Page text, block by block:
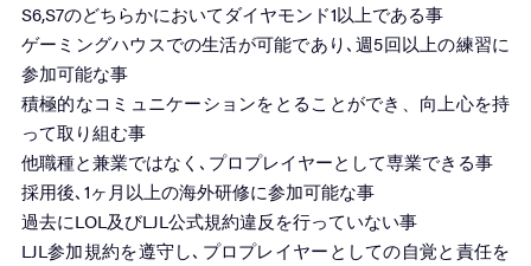
S6,S7のどちらかにおいてダイヤモンド1以上である事
ゲーミングハウスでの生活が可能であり､週5回以上の練習に
参加可能な事
積極的なコミュニケーションをとることができ、向上心を持
って取り組む事
他職種と兼業ではなく､プロプレイヤーとして専業できる事
採用後､1ヶ月以上の海外研修に参加可能な事
過去にLOL及びLJL公式規約違反を行っていない事
LJL参加規約を遵守し､プロプレイヤーとしての自覚と責任を